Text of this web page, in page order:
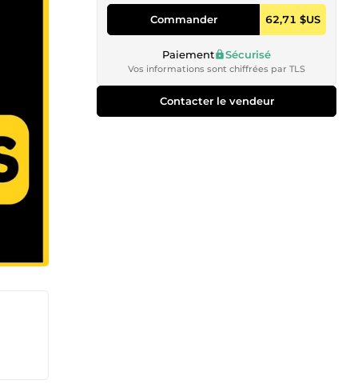
Commander 62,71 $US
Paiement Sécurisé
Vos informations sont chiffrées par TLS
Contacter le vendeur